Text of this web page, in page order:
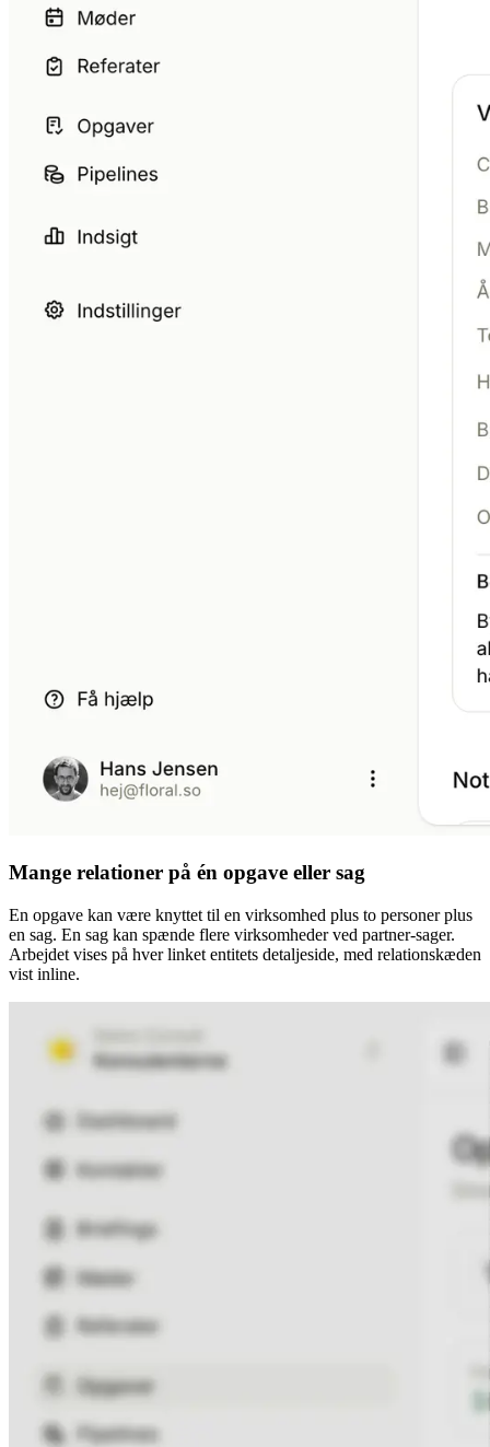
Mange relationer på én opgave eller sag
En opgave kan være knyttet til en virksomhed plus to personer plus
en sag. En sag kan spænde flere virksomheder ved partner-sager.
Arbejdet vises på hver linket entitets detaljeside, med relationskæden
vist inline.